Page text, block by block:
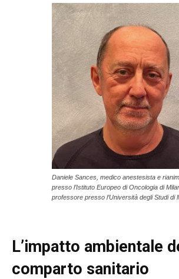
Daniele Sances, medico anestesista e
presso l’Istituto Europeo di Oncologia di
professore presso l’Università degli Studi di
L’impatto ambientale
comparto sanitario